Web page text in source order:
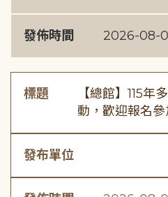
發佈時間 2026-08-
標題
【總館】115年
動，歡迎報名參
發布單位